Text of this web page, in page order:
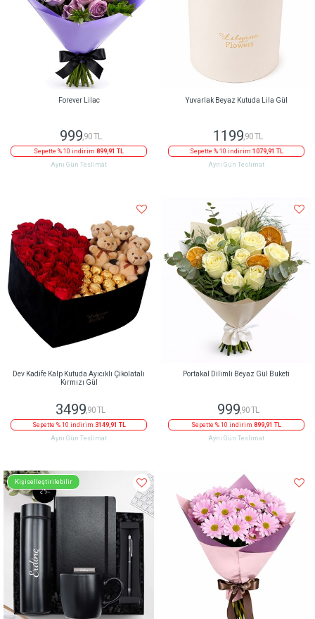
Forever Lilac
999,90 TL
Sepette % 10 indirim 899,91 TL
Aynı Gün Teslimat
Yuvarlak Beyaz Kutuda Lila Gül
1199,90 TL
Sepette % 10 indirim 1079,91 TL
Aynı Gün Teslimat
Dev Kadife Kalp Kutuda Ayıcıklı Çikolatalı
Kırmızı Gül
3499,90 TL
Sepette % 10 indirim 3149,91 TL
Aynı Gün Teslimat
Portakal Dilimli Beyaz Gül Buketi
999,90 TL
Sepette % 10 indirim 899,91 TL
Aynı Gün Teslimat
Kişiselleştirilebilir